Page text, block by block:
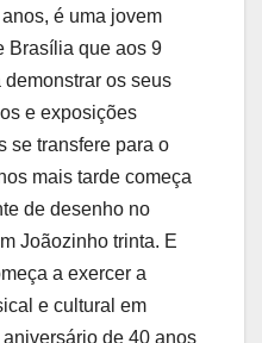
é uma jovem
Brasília que aos 9
os seus
e exposições
se transfere para o
mais tarde começa
de desenho no
Joãozinho trinta. E
a exercer a
e cultural em
de 40 anos